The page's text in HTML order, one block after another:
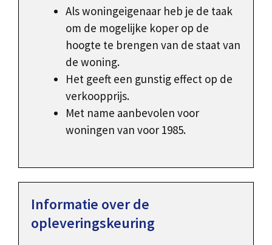
Als woningeigenaar heb je de taak
om de mogelijke koper op de
hoogte te brengen van de staat van
de woning.
Het geeft een gunstig effect op de
verkoopprijs.
Met name aanbevolen voor
woningen van voor 1985.
Informatie over de
opleveringskeuring